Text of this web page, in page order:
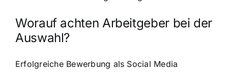
Worauf achten Arbeitgeber bei der
Auswahl?
Erfolgreiche Bewerbung als Social Media